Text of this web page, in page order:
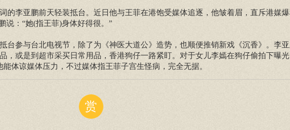
的李亚鹏前天轻装抵台。近日他与王菲在港饱受媒体追逐，他皱着眉，直斥港媒
说：“她(指王菲)身体好得很。”
台参与台北电视节，除了为《神医大道公》造势，也顺便推销新戏《沉香》。李
，或是到超市采买日常用品，香港狗仔一路紧盯。对于女儿李嫣在狗仔偷拍下曝
体谅媒体压力，不过媒体指王菲子宫生怪病，完全无据。
赏